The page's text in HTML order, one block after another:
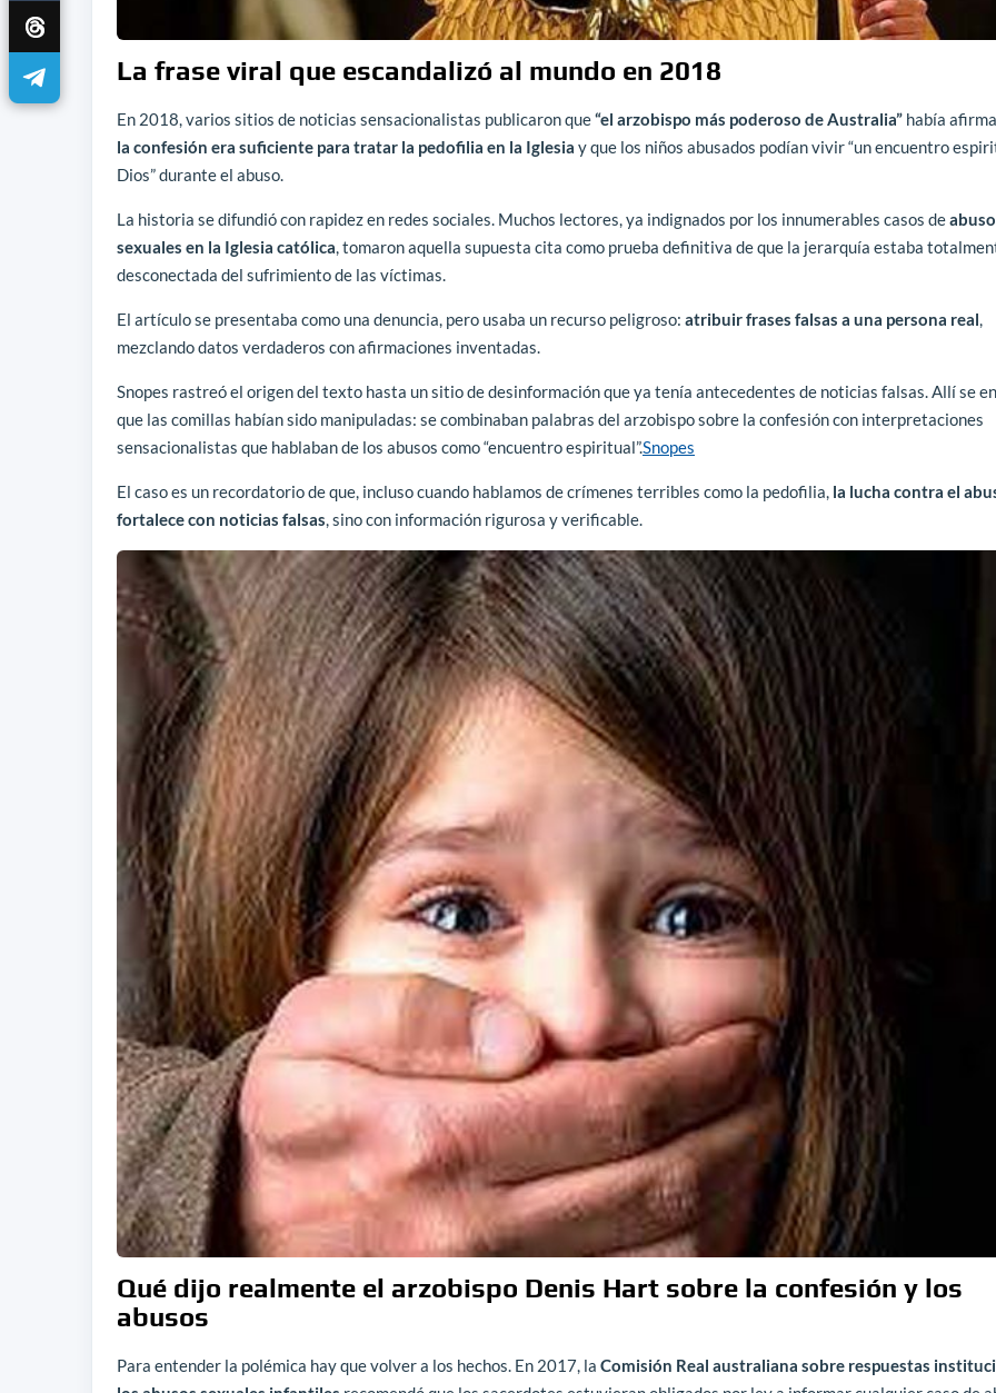
La frase viral que escandalizó al mundo en 2018
En 2018, varios sitios de noticias sensacionalistas publicaron que“el arzobispo más poderoso de Australia” había
la confesión era suficiente para tratar la pedofilia en la Iglesia y que los niños abusados podían vivir “un encuentro
Dios” durante el abuso.
La historia se difundió con rapidez en redes sociales. Muchos lectores, ya indignados por los innumerables casos de
sexuales en la Iglesia católica, tomaron aquella supuesta cita como prueba definitiva de que la jerarquía estaba
desconectada del sufrimiento de las víctimas.
El artículo se presentaba como una denuncia, pero usaba un recurso peligroso: atribuir frases falsas a una persona real,
mezclando datos verdaderos con afirmaciones inventadas.
Snopes rastreó el origen del texto hasta un sitio de desinformación que ya tenía antecedentes de noticias falsas. Allí se
que las comillas habían sido manipuladas: se combinaban palabras del arzobispo sobre la confesión con interpretaciones
sensacionalistas que hablaban de los abusos como “encuentro espiritual”.Snopes
El caso es un recordatorio de que, incluso cuando hablamos de crímenes terribles como la pedofilia, la lucha contra el
fortalece con noticias falsas, sino con información rigurosa y verificable.
Qué dijo realmente el arzobispo Denis Hart sobre la confesión y los
abusos
Para entender la polémica hay que volver a los hechos. En 2017, la Comisión Real australiana sobre respuestas